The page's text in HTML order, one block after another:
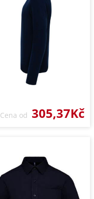
Cena od 305,37Kč